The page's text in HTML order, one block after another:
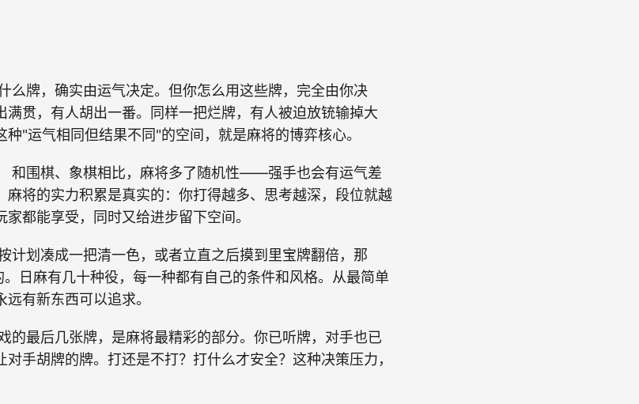
么牌，确实由运气决定。但你怎么用这些牌，完全由你决
满贯，有人胡出一番。同样一把烂牌，有人被迫放铳输掉大
"运气相同但结果不同"的空间，就是麻将的博弈核心。
和围棋、象棋相比，麻将多了随机性——强手也会有运气差
麻将的实力积累是真实的：你打得越多、思考越深，段位就越
都能享受，同时又给进步留下空间。
计划凑成一把清一色，或者立直之后摸到里宝牌翻倍，那
日麻有几十种役，每一种都有自己的条件和风格。从最简单
有新东西可以追求。
的最后几张牌，是麻将最精彩的部分。你已听牌，对手也已
手胡牌的牌。打还是不打？打什么才安全？这种决策压力，